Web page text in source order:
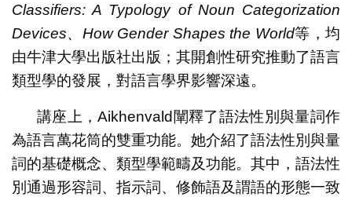
Classifiers: A Typology of Noun Categorization
Devices、 How Gender Shapes the World等，均
由牛津大學出版社出版；其開創性研究推動了語言
類型學的發展，對語言學界影響深遠。
講座上，Aikhenvald闡釋了語法性別與量詞作
為語言萬花筒的雙重功能。她介紹了語法性別與量
詞的基礎概念、類型學範疇及功能。其中，語法性
別通過形容詞、指示詞、修飾語及謂語的形態一致